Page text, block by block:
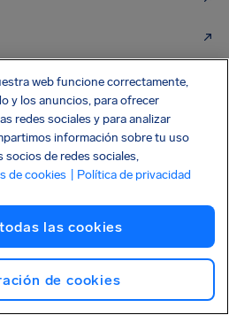
web funcione correctamente,
y los anuncios, para ofrecer
redes sociales y para analizar
información sobre tu uso
de redes sociales,
de cookies | Política de privacidad
las cookies
de cookies